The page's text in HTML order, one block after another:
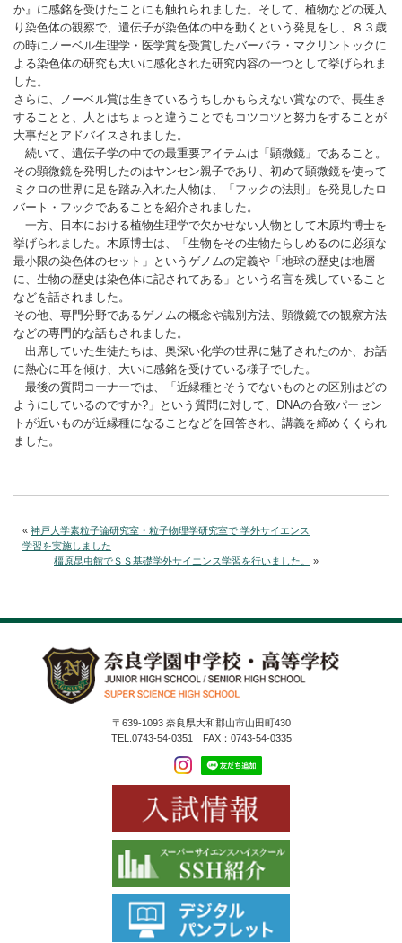
か』に感銘を受けたことにも触れられました。そして、植物などの斑入
り染色体の観察で、遺伝子が染色体の中を動くという発見をし、８３歳
の時にノーベル生理学・医学賞を受賞したバーバラ・マクリントックに
よる染色体の研究も大いに感化された研究内容の一つとして挙げられま
した。
さらに、ノーベル賞は生きているうちしかもらえない賞なので、長生き
することと、人とはちょっと違うことでもコツコツと努力をすることが
大事だとアドバイスされました。
続いて、遺伝子学の中での最重要アイテムは「顕微鏡」であること。
その顕微鏡を発明したのはヤンセン親子であり、初めて顕微鏡を使って
ミクロの世界に足を踏み入れた人物は、「フックの法則」を発見したロ
バート・フックであることを紹介されました。
一方、日本における植物生理学で欠かせない人物として木原均博士を
挙げられました。木原博士は、「生物をその生物たらしめるのに必須な
最小限の染色体のセット」というゲノムの定義や「地球の歴史は地層
に、生物の歴史は染色体に記されてある」という名言を残していること
などを話されました。
その他、専門分野であるゲノムの概念や識別方法、顕微鏡での観察方法
などの専門的な話もされました。
出席していた生徒たちは、奥深い化学の世界に魅了されたのか、お話
に熱心に耳を傾け、大いに感銘を受けている様子でした。
最後の質問コーナーでは、「近縁種とそうでないものとの区別はどの
ようにしているのですか?」という質問に対して、DNAの合致パーセン
トが近いものが近縁種になることなどを回答され、講義を締めくくられ
ました。
« 神戸大学素粒子論研究室・粒子物理学研究室で 学外サイエンス
学習を実施しました
橿原昆虫館でＳＳ基礎学外サイエンス学習を行いました。
»
〒639-1093 奈良県大和郡山市山田町430
TEL.0743-54-0351 FAX：0743-54-0335